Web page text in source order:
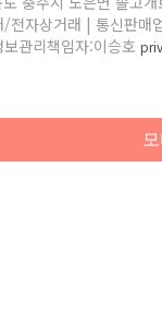
자상거래 | 통신판매
관리책임자:이승호